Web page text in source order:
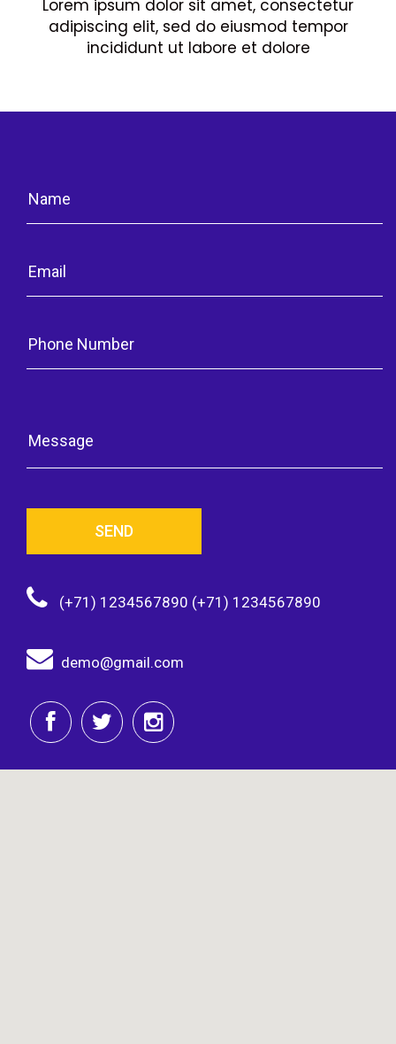
Lorem ipsum dolor sit amet, consectetur
adipiscing elit, sed do eiusmod tempor
incididunt ut labore et dolore
SEND
(+71) 1234567890 (+71) 1234567890
demo@gmail.com